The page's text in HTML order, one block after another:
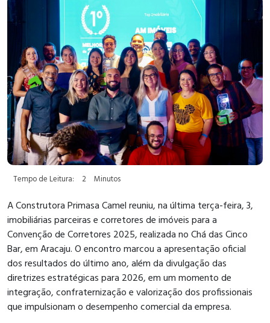
Tempo de Leitura: 2 Minutos
A Construtora Primasa Camel reuniu, na última terça-feira, 3,
imobiliárias parceiras e corretores de imóveis para a
Convenção de Corretores 2025, realizada no Chá das Cinco
Bar, em Aracaju. O encontro marcou a apresentação oficial
dos resultados do último ano, além da divulgação das
diretrizes estratégicas para 2026, em um momento de
integração, confraternização e valorização dos profissionais
que impulsionam o desempenho comercial da empresa.